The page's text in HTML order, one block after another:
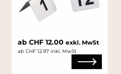
ab CHF 12.00 exkl. MwSt
ab CHF 12.97 inkl. MwSt